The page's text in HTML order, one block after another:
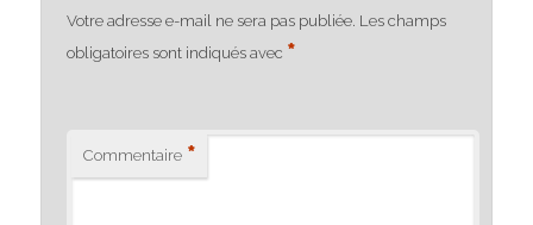
Votre adresse e-mail ne sera pas publiée. Les champs
obligatoires sont indiqués avec *
Commentaire *